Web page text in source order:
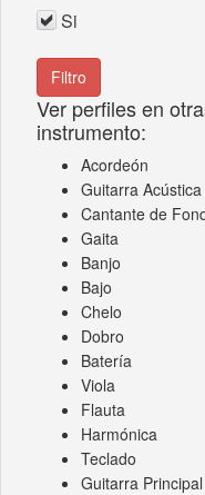
Si
Ver perfiles en
instrumento:
Acordeón
Guitarra Acústica
Cantante de
Gaita
Banjo
Bajo
Chelo
Dobro
Batería
Viola
Flauta
Harmónica
Teclado
Guitarra Principal